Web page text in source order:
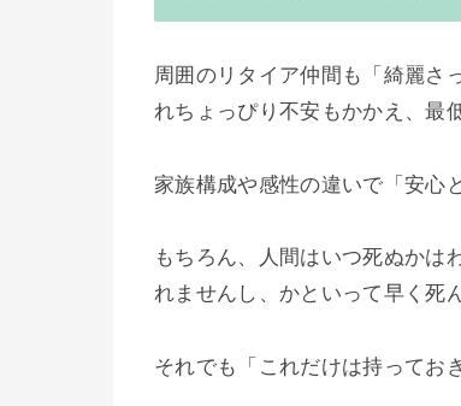
周囲のリタイア仲間も「綺麗さ
れちょっぴり不安もかかえ、最
家族構成や感性の違いで「安心
もちろん、人間はいつ死ぬかは
れませんし、かといって早く死
それでも「これだけは持ってお